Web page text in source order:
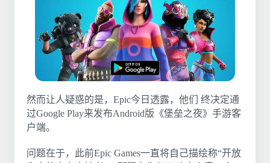
然而让人疑惑的是，Epic今日透露，他们 终决定通
过Google Play来发布Android版《堡垒之夜》手游客
户端。
问题在于，此前Epic Games一直将自己描绘称“开放